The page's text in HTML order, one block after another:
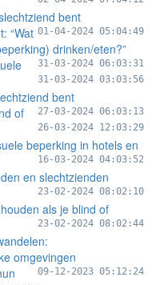
bent
01-04-2024 05:04:49
“Wat
drinken/eten?”
31-03-2024 06:03:31
31-03-2024 03:03:56
bent
27-03-2024 06:03:13
of
26-03-2024 12:03:29
beperking in hotels en
16-03-2024 04:03:52
en slechtzienden
23-02-2024 08:02:10
als je blind of
23-02-2024 08:02:44
omgevingen
09-12-2023 05:12:24